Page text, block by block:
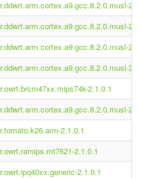
2.1.0.1
2.1.0.1
2.1.0.1
2.1.0.1